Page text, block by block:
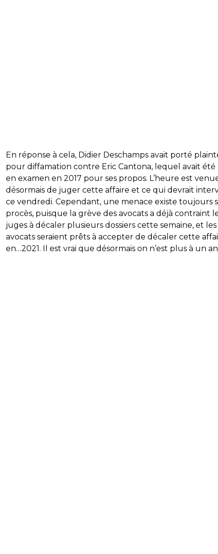
En réponse à cela, Didier Deschamps avait porté
pour diffamation contre Eric Cantona, lequel avait été
en examen en 2017 pour ses propos. L’heure est
désormais de juger cette affaire et ce qui devrait
ce vendredi. Cependant, une menace existe toujours
procès, puisque la grève des avocats a déjà contraint
juges à décaler plusieurs dossiers cette semaine, et
avocats seraient prêts à accepter de décaler cette
en…2021. Il est vrai que désormais on n’est plus à un